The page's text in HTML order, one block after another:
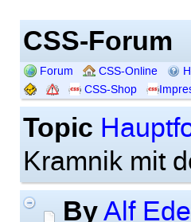
CSS-Forum
Forum CSS-Online
CSS-Shop
Topic
Kramnik mit
ByAlf